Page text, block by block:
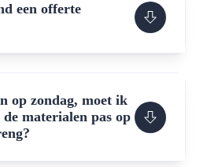
een offerte
op zondag, moet ik
materialen pas op